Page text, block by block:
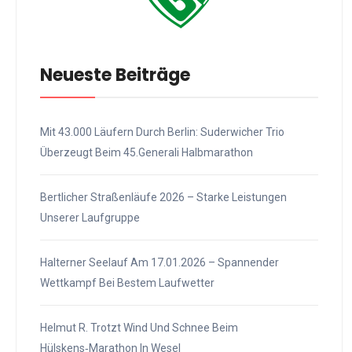
Neueste Beiträge
Mit 43.000 Läufern Durch Berlin: Suderwicher Trio
Überzeugt Beim 45.Generali Halbmarathon
Bertlicher Straßenläufe 2026 – Starke Leistungen
Unserer Laufgruppe
Halterner Seelauf Am 17.01.2026 – Spannender
Wettkampf Bei Bestem Laufwetter
Helmut R. Trotzt Wind Und Schnee Beim
Hülskens‑Marathon In Wesel